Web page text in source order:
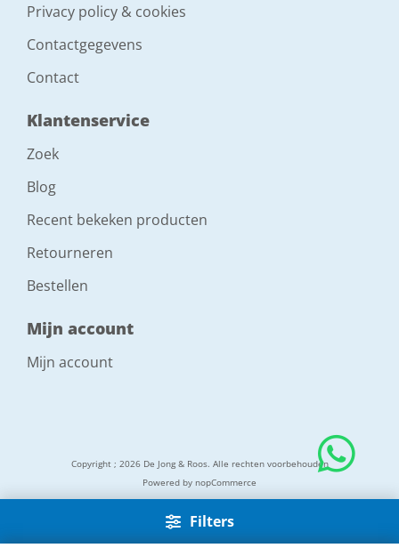
Filters
Privacy policy & cookies
Contactgegevens
Contact
Klantenservice
Zoek
Blog
Recent bekeken producten
Retourneren
Bestellen
Mijn account
Mijn account
Copyright ; 2026 De Jong & Roos. Alle rechten voorbehouden
Powered by nopCommerce